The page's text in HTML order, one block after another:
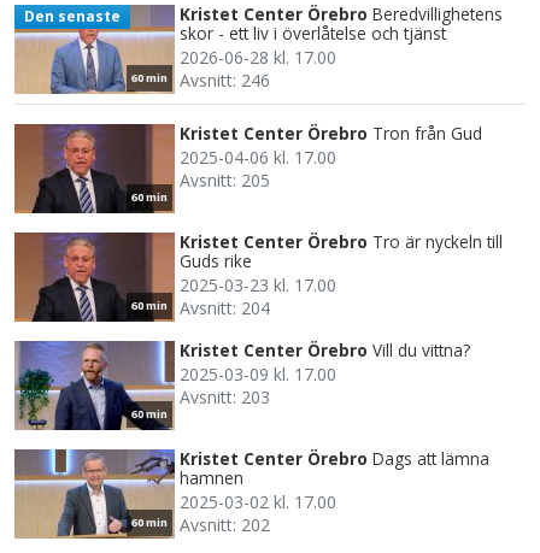
60 min
Den senaste Kristet Center Örebro Beredvillighetens
skor - ett liv i överlåtelse och tjänst
2026-06-28 kl. 17.00
Avsnitt: 246
60 min
Kristet Center Örebro Tron från Gud
2025-04-06 kl. 17.00
Avsnitt: 205
60 min
Kristet Center Örebro Tro är nyckeln till
Guds rike
2025-03-23 kl. 17.00
Avsnitt: 204
60 min
Kristet Center Örebro Vill du vittna?
2025-03-09 kl. 17.00
Avsnitt: 203
60 min
Kristet Center Örebro Dags att lämna
hamnen
2025-03-02 kl. 17.00
Avsnitt: 202